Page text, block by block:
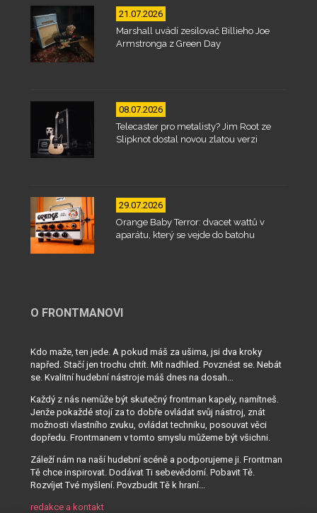
21.07.2026
Marshall uvádí zesilovač Billieho Joe
Armstronga z Green Day
08.07.2026
Telecaster pro metalisty? Jim Root ze
Slipknot dostal novou zlatou verzi
29.07.2026
Orange Baby Terror: dvacet wattů v
aparátu, který se vejde do batohu
O FRONTMANOVI
Kdo maže, ten jede. A pokud máš za ušima, jsi dva kroky
napřed. Stačí jen trochu chtít. Mít nadhled. Povznést se. Nebát
se. Kvalitní hudební nástroje máš dnes na dosah...
Každý z nás nemůže být skutečný frontman kapely, namítneš.
Jenže pokaždé stojí za to dobře ovládat svůj nástroj, znát
možnosti vlastního zvuku, ovládat techniku, posouvat věci
dopředu. Frontmanem v tomto smyslu můžeme být všichni.
Záleží nám na naší hudební scéně a podporujeme ji. Frontman
Tě chce inspirovat. Dodávat Ti sebevědomí. Pobavit Tě.
Rozvíjet Tvé myšlení. Povzbudit Tě k hraní...
redakce a kontakt